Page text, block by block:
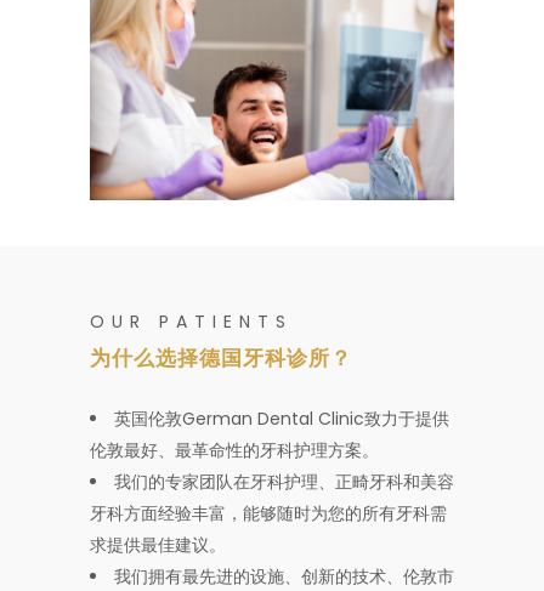
OUR PATIENTS
为什么选择德国牙科诊所？
英国伦敦German Dental Clinic致力于提供
伦敦最好、最革命性的牙科护理方案。
我们的专家团队在牙科护理、正畸牙科和美容
牙科方面经验丰富，能够随时为您的所有牙科需
求提供最佳建议。
我们拥有最先进的设施、创新的技术、伦敦市